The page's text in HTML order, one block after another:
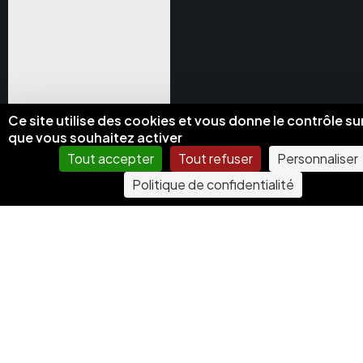
Ce site utilise des cookies et vous donne le contrôle
que vous souhaitez activer
Tout accepter
Tout refuser
Personnaliser
Politique de confidentialité